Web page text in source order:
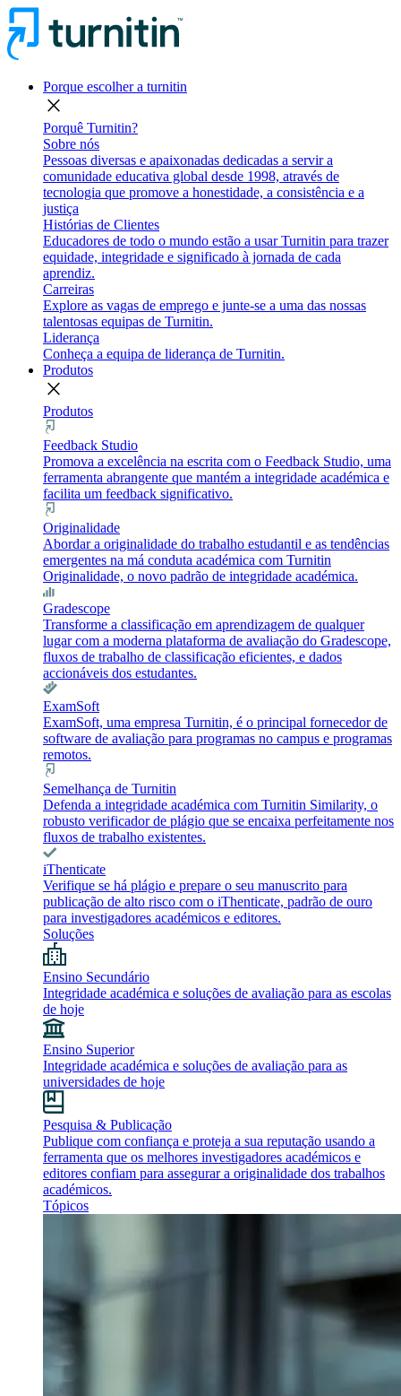
Porque escolher a turnitin
close
Porquê Turnitin?
Sobre nós
Pessoas diversas e apaixonadas dedicadas a servir a
comunidade educativa global desde 1998, através de
tecnologia que promove a honestidade, a consistência e a
justiça
Histórias de Clientes
Educadores de todo o mundo estão a usar Turnitin para trazer
equidade, integridade e significado à jornada de cada
aprendiz.
Carreiras
Explore as vagas de emprego e junte-se a uma das nossas
talentosas equipas de Turnitin.
Liderança
Conheça a equipa de liderança de Turnitin.
Produtos
close
Produtos
Feedback Studio
Promova a excelência na escrita com o Feedback Studio, uma
ferramenta abrangente que mantém a integridade académica e
facilita um feedback significativo.
Originalidade
Abordar a originalidade do trabalho estudantil e as tendências
emergentes na má conduta académica com Turnitin
Originalidade, o novo padrão de integridade académica.
Gradescope
Transforme a classificação em aprendizagem de qualquer
lugar com a moderna plataforma de avaliação do Gradescope,
fluxos de trabalho de classificação eficientes, e dados
accionáveis dos estudantes.
ExamSoft
ExamSoft, uma empresa Turnitin, é o principal fornecedor de
software de avaliação para programas no campus e programas
remotos.
Semelhança de Turnitin
Defenda a integridade académica com Turnitin Similarity, o
robusto verificador de plágio que se encaixa perfeitamente nos
fluxos de trabalho existentes.
iThenticate
Verifique se há plágio e prepare o seu manuscrito para
publicação de alto risco com o iThenticate, padrão de ouro
para investigadores académicos e editores.
Soluções
Ensino Secundário
Integridade académica e soluções de avaliação para as escolas
de hoje
Ensino Superior
Integridade académica e soluções de avaliação para as
universidades de hoje
Pesquisa & Publicação
Publique com confiança e proteja a sua reputação usando a
ferramenta que os melhores investigadores académicos e
editores confiam para assegurar a originalidade dos trabalhos
académicos.
Tópicos